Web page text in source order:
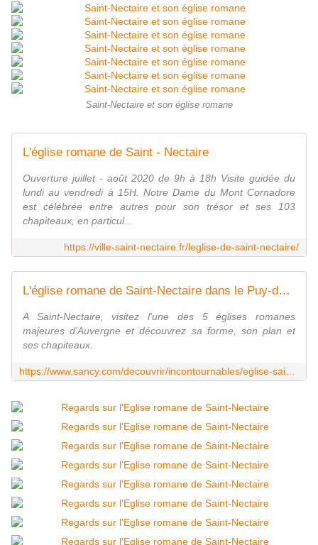
Saint-Nectaire et son église romane
L'église romane de Saint - Nectaire
Ouverture juillet - août 2020 de 9h à 18h Visite guidée du
lundi au vendredi à 15H. Notre Dame du Mont Cornadore
est célébrée entre autres pour son trésor et ses 103
chapiteaux, en particul...
https://ville-saint-nectaire.fr/leglise-de-saint-nectaire/
L'église romane de Saint-Nectaire dans le Puy-de-Dôme (63)
A Saint-Nectaire, visitez l'une des 5 églises romanes
majeures d'Auvergne et découvrez sa forme, son plan et
ses chapiteaux.